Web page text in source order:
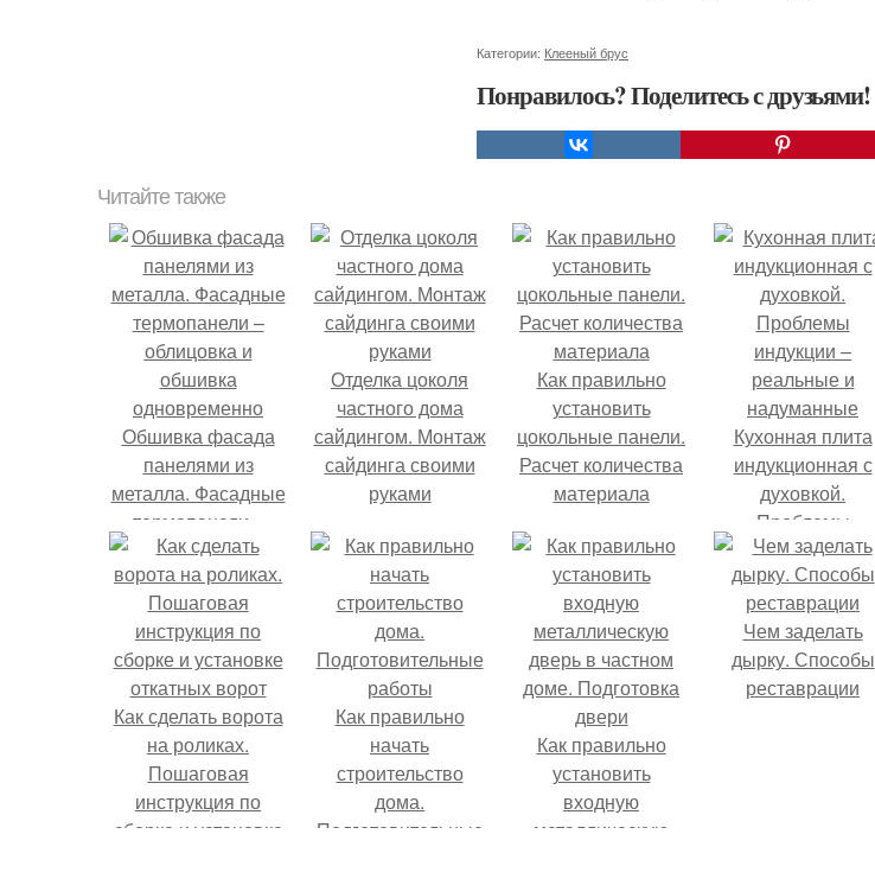
Категории: Клееный брус
Понравилось? Поделитесь с друзьями!
Читайте также
Обшивка фасада
панелями из
металла. Фасадные
термопанели –
облицовка и
обшивка
одновременно
Отделка цоколя
частного дома
сайдингом. Монтаж
сайдинга своими
руками
Как правильно
установить
цокольные панели.
Расчет количества
материала
Кухонная плита
индукционная с
духовкой.
Проблемы
индукции –
реальные и
надуманные
Как сделать ворота
на роликах.
Пошаговая
инструкция по
сборке и установке
Как правильно
начать
строительство
дома.
Подготовительные
Как правильно
установить
входную
металлическую
Чем заделать
дырку. Способы
реставрации